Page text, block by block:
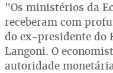
"Os ministérios da
receberam com
do ex-presidente do
Langoni. O
autoridade